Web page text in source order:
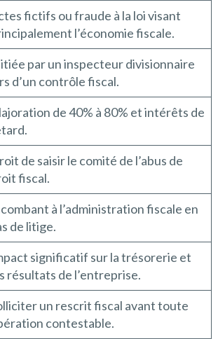
fictifs ou fraude à la loi visant
l’économie fiscale.
par un inspecteur divisionnaire
d’un contrôle fiscal.
de 40% à 80% et intérêts de
de saisir le comité de l’abus de
fiscal.
à l’administration fiscale en
de litige.
significatif sur la trésorerie et
résultats de l’entreprise.
un rescrit fiscal avant toute
contestable.